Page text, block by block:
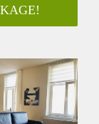
4 pits
vriesvakje.
zijn niet
/ W).